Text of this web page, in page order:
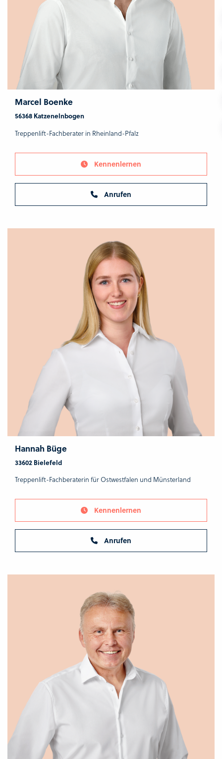
Marcel Boenke
56368 Katzenelnbogen
Treppenlift-Fachberater in Rheinland-Pfalz
Kennenlernen
Anrufen
Hannah Büge
33602 Bielefeld
Treppenlift-Fachberaterin für Ostwestfalen und Münsterland
Kennenlernen
Anrufen